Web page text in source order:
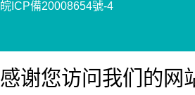
皖ICP備20008654號-4
感谢您访问我们的网